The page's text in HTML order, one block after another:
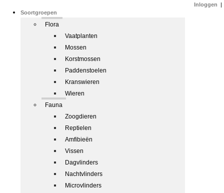
Soortgroepen
Flora
Vaatplanten
Mossen
Korstmossen
Paddenstoelen
Kranswieren
Wieren
Fauna
Zoogdieren
Reptielen
Amfibieën
Vissen
Dagvlinders
Nachtvlinders
Microvlinders
Inloggen |